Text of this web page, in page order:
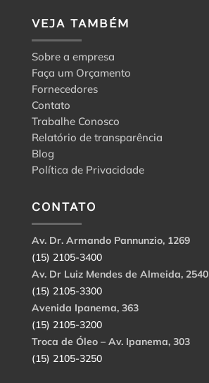
VEJA TAMBÉM
Sobre a empresa
Faça um Orçamento
Fornecedores
Contato
Trabalhe Conosco
Relatório de transparência
Blog
Política de Privacidade
CONTATO
Av. Dr. Armando Pannunzio, 1269
(15) 2105-3400
Av. Dr Luiz Mendes de Almeida, 2540
(15) 2105-3300
Avenida Ipanema, 363
(15) 2105-3200
Troca de Óleo – Av. Ipanema, 303
(15) 2105-3250